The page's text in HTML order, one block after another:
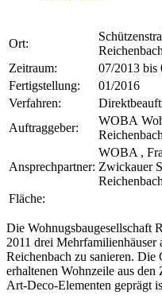
Ort:
Reichenbach
Zeitraum:
07/2013 bis
Fertigstellung:
01/2016
Verfahren:
Auftraggeber:
WOBA
Ansprechpartner:
WOBA ,
Zwickauer
Reichenbach
Fläche:
Die Wohnugsbaugesellschaft
2011 drei Mehrfamilienhäuser
Reichenbach zu sanieren. Die
erhaltenen Wohnzeile aus
Art-Deco-Elementen geprägt